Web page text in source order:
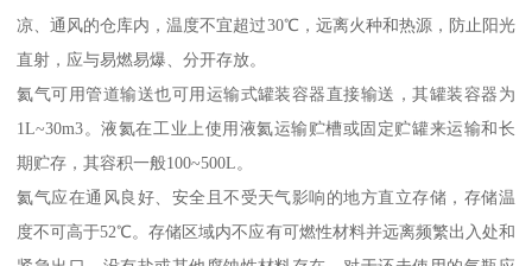
凉、通风的仓库内，温度不宜超过30℃，远离火种和热源，防止阳光
直射，应与易燃易爆、分开存放。
氦气可用管道输送也可用运输式罐装容器直接输送，其罐装容器为
1L~30m3。液氦在工业上使用液氦运输贮槽或固定贮罐来运输和长
期贮存，其容积一般100~500L。
氦气应在通风良好、安全且不受天气影响的地方直立存储，存储温
度不可高于52℃。存储区域内不应有可燃性材料并远离频繁出入处和